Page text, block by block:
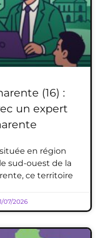
(16) :
un expert
en région
sud-ouest de la
ce territoire
07/2026